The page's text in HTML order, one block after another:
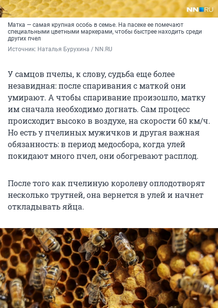
Матка — самая крупная особь в семье. На пасеке ее помечают
специальными цветными маркерами, чтобы быстрее находить среди
других пчел
Источник: Наталья Бурухина / NN.RU
У самцов пчелы, к слову, судьба еще более
незавидная: после спаривания с маткой они
умирают. А чтобы спаривание произошло, матку
им сначала необходимо догнать. Сам процесс
происходит высоко в воздухе, на скорости 60 км/ч.
Но есть у пчелиных мужичков и другая важная
обязанность: в период медосбора, когда улей
покидают много пчел, они обогревают расплод.
После того как пчелиную королеву оплодотворят
несколько трутней, она вернется в улей и начнет
откладывать яйца.